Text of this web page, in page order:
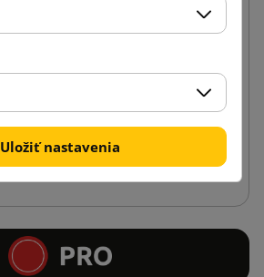
Uložiť nastavenia